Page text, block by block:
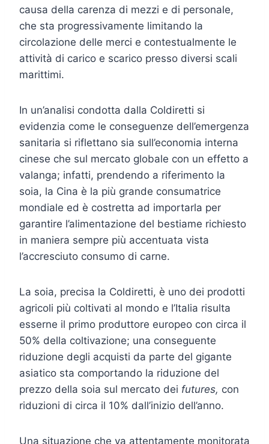
causa della carenza di mezzi e di personale,
che sta progressivamente limitando la
circolazione delle merci e contestualmente le
attività di carico e scarico presso diversi scali
marittimi.
In un’analisi condotta dalla Coldiretti si
evidenzia come le conseguenze dell’emergenza
sanitaria si riflettano sia sull’economia interna
cinese che sul mercato globale con un effetto a
valanga; infatti, prendendo a riferimento la
soia, la Cina è la più grande consumatrice
mondiale ed è costretta ad importarla per
garantire l’alimentazione del bestiame richiesto
in maniera sempre più accentuata vista
l’accresciuto consumo di carne.
La soia, precisa la Coldiretti, è uno dei prodotti
agricoli più coltivati al mondo e l’Italia risulta
esserne il primo produttore europeo con circa il
50% della coltivazione; una conseguente
riduzione degli acquisti da parte del gigante
asiatico sta comportando la riduzione del
prezzo della soia sul mercato dei futures, con
riduzioni di circa il 10% dall’inizio dell’anno.
Una situazione che va attentamente monitorata